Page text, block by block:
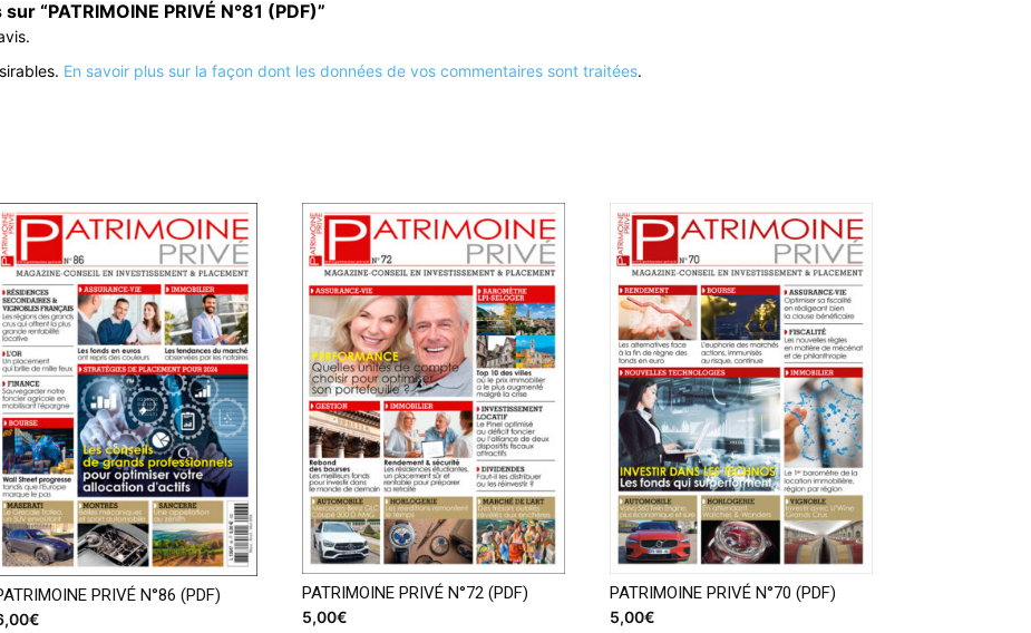
“PATRIMOINE PRIVÉ N°81 (PDF)”
En savoir plus sur la façon dont les données de vos commentaires sont traitées.
PRIVÉ N°86 (PDF)
€
PATRIMOINE PRIVÉ N°72 (PDF)
5,00€
PATRIMOINE PRIVÉ N°70 (PDF)
5,00€